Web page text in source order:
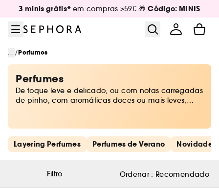
Ir para o menu
Ir para o conteúdo principal
Ir para o rodapé
3 minis grátis* em compras >59€ 🎁Código: MINIS
... /Perfumes
Perfumes
De toque leve e delicado, ou com notas carregadas
de pinho, com aromáticas doces ou mais leves,
variadas e ideais para cada um.
Saltar os links rápidos
Layering Perfumes Perfumes de Verano Novidades
Filtro Ordenar : Recomendado